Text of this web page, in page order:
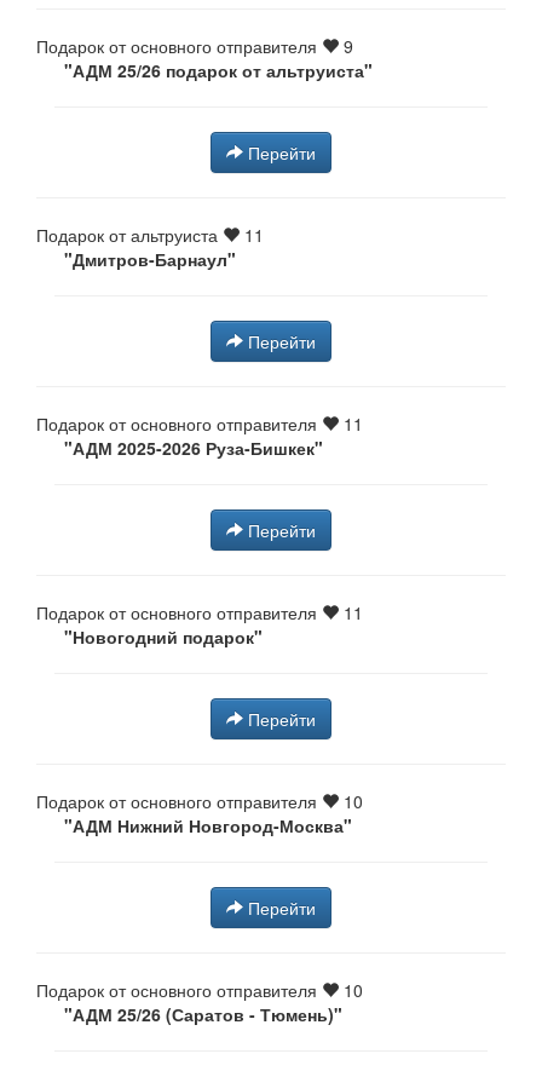
Подарок от основного отправителя
9
"АДМ 25/26 подарок от альтруиста"
Перейти
Подарок от альтруиста
11
"Дмитров-Барнаул"
Перейти
Подарок от основного отправителя
11
"АДМ 2025-2026 Руза-Бишкек"
Перейти
Подарок от основного отправителя
11
"Новогодний подарок"
Перейти
Подарок от основного отправителя
10
"АДМ Нижний Новгород-Москва"
Перейти
Подарок от основного отправителя
10
"АДМ 25/26 (Саратов - Тюмень)"